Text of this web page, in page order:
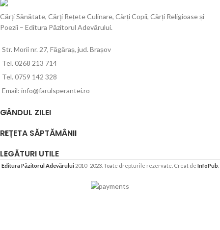
Cărți Sănătate, Cărți Rețete Culinare, Cărți Copii, Cărți Religioase și
Poezii – Editura Păzitorul Adevărului.
Str. Morii nr. 27, Făgăraș, jud. Brașov
Tel. 0268 213 714
Tel. 0759 142 328
Email: info@farulsperantei.ro
GÂNDUL ZILEI
REȚETA SĂPTĂMÂNII
LEGĂTURI UTILE
Editura Păzitorul Adevărului 2010- 2023. Toate drepturile rezervate. Creat de InfoPub